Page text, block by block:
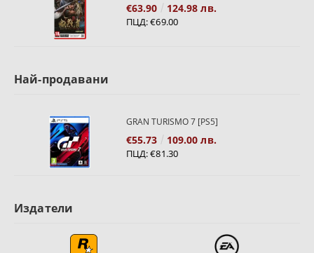
€63.90 124.98 лв.
ПЦД:€69.00
Най-продавани
GRAN TURISMO 7 [PS5]
€55.73 109.00 лв.
ПЦД:€81.30
Издатели